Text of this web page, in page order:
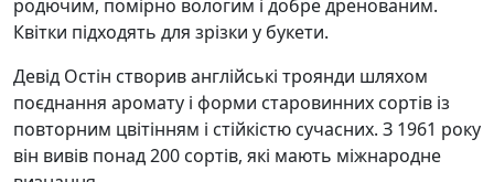
родючим, помірно вологим і добре дренованим.
Квітки підходять для зрізки у букети.
Девід Остін створив англійські троянди шляхом
поєднання аромату і форми старовинних сортів із
повторним цвітінням і стійкістю сучасних. З 1961 року
він вивів понад 200 сортів, які мають міжнародне